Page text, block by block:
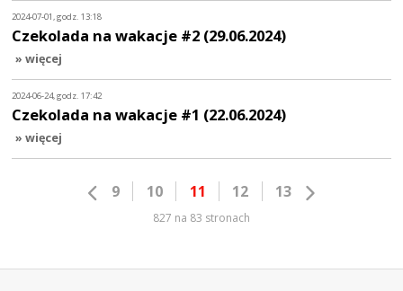
2024-07-01, godz. 13:18
Czekolada na wakacje #2 (29.06.2024)
» więcej
2024-06-24, godz. 17:42
Czekolada na wakacje #1 (22.06.2024)
» więcej
9 10 11 12 13
827 na 83 stronach